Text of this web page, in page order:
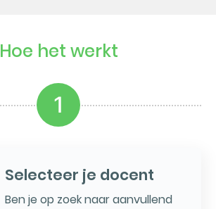
Hoe het werkt
1
Selecteer je docent
Ben je op zoek naar aanvullend